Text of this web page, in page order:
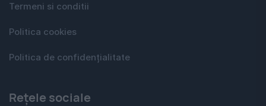
Termeni si conditii
Politica cookies
Politica de confidențialitate
Rețele sociale